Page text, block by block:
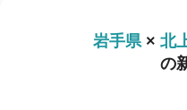
岩手県× 北
の